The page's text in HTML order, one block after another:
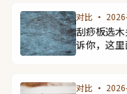
对比 ·
刮痧板选
诉你，这
对比 ·